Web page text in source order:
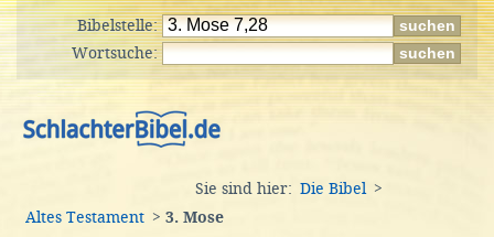
Bibelstelle:
Wortsuche:
Sie sind hier: Die Bibel
>
Altes Testament > 3. Mose